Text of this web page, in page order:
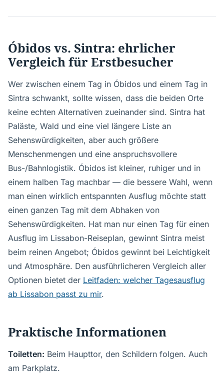
Óbidos vs. Sintra: ehrlicher
Vergleich für Erstbesucher
Wer zwischen einem Tag in Óbidos und einem Tag in
Sintra schwankt, sollte wissen, dass die beiden Orte
keine echten Alternativen zueinander sind. Sintra hat
Paläste, Wald und eine viel längere Liste an
Sehenswürdigkeiten, aber auch größere
Menschenmengen und eine anspruchsvollere
Bus-/Bahnlogistik. Óbidos ist kleiner, ruhiger und in
einem halben Tag machbar — die bessere Wahl, wenn
man einen wirklich entspannten Ausflug möchte statt
einen ganzen Tag mit dem Abhaken von
Sehenswürdigkeiten. Hat man nur einen Tag für einen
Ausflug im Lissabon-Reiseplan, gewinnt Sintra meist
beim reinen Angebot; Óbidos gewinnt bei Leichtigkeit
und Atmosphäre. Den ausführlicheren Vergleich aller
Optionen bietet der Leitfaden: welcher Tagesausflug
ab Lissabon passt zu mir.
Praktische Informationen
Toiletten: Beim Haupttor, den Schildern folgen. Auch
am Parkplatz.